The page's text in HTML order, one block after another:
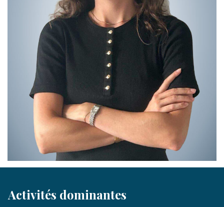
Activités dominantes